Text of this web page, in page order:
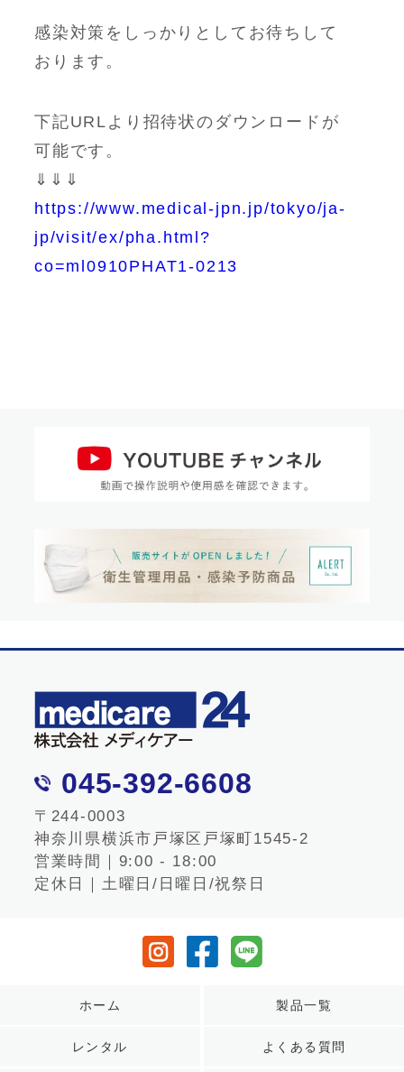
感染対策をしっかりとしてお待ちして
おります。
下記URLより招待状のダウンロードが
可能です。
⇓⇓⇓
https://www.medical-jpn.jp/tokyo/ja-
jp/visit/ex/pha.html?
co=ml0910PHAT1-0213
045-392-6608
〒244-0003
神奈川県横浜市戸塚区戸塚町1545-2
営業時間｜9:00 - 18:00
定休日｜土曜日/日曜日/祝祭日
ホーム 製品一覧
レンタル よくある質問